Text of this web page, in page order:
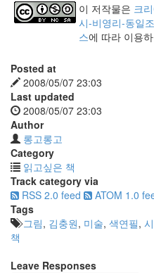
이 저작물은 크
시-비영리-동일
스에 따라 이용
Posted at
2008/05/07 23:03
Last updated
2008/05/07 23:03
Author
롱고롱고
Category
읽고싶은 책
Track category via
RSS 2.0 feed
ATOM 1.0
Tags
그림, 김충원, 미술, 색연필,
책
Leave Responses